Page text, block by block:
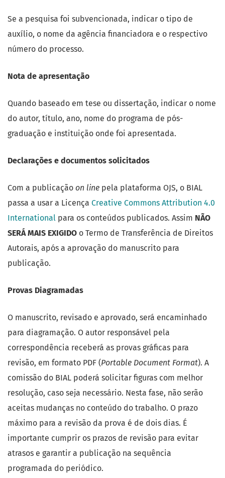
Se a pesquisa foi subvencionada, indicar o tipo de
auxílio, o nome da agência financiadora e o respectivo
número do processo.
Nota de apresentação
Quando baseado em tese ou dissertação, indicar o nome
do autor, título, ano, nome do programa de pós-
graduação e instituição onde foi apresentada.
Declarações e documentos solicitados
Com a publicação on line pela plataforma OJS, o BIAL
passa a usar a Licença Creative Commons Attribution 4.0
International para os conteúdos publicados. Assim NÃO
SERÁ MAIS EXIGIDO o Termo de Transferência de Direitos
Autorais, após a aprovação do manuscrito para
publicação.
Provas Diagramadas
O manuscrito, revisado e aprovado, será encaminhado
para diagramação. O autor responsável pela
correspondência receberá as provas gráficas para
revisão, em formato PDF (Portable Document Format). A
comissão do BIAL poderá solicitar figuras com melhor
resolução, caso seja necessário. Nesta fase, não serão
aceitas mudanças no conteúdo do trabalho. O prazo
máximo para a revisão da prova é de dois dias. É
importante cumprir os prazos de revisão para evitar
atrasos e garantir a publicação na sequência
programada do periódico.